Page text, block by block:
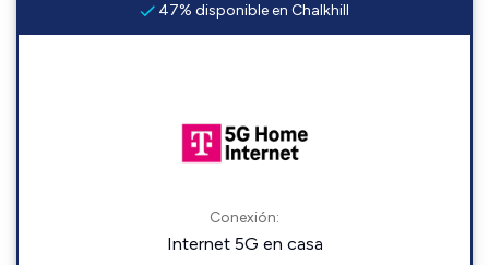
47% disponible en Chalkhill
Conexión:
Internet 5G en casa